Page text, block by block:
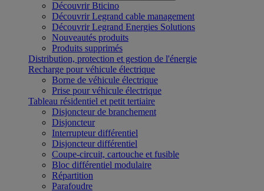
Découvrir Bticino
Découvrir Legrand cable management
Découvrir Legrand Energies Solutions
Nouveautés produits
Produits supprimés
Distribution, protection et gestion de l'énergie
Recharge pour véhicule électrique
Borne de véhicule électrique
Prise pour véhicule électrique
Tableau résidentiel et petit tertiaire
Disjoncteur de branchement
Disjoncteur
Interrupteur différentiel
Disjoncteur différentiel
Coupe-circuit, cartouche et fusible
Bloc différentiel modulaire
Répartition
Parafoudre